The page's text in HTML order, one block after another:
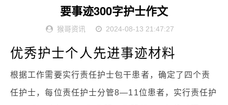
要事迹300字护士作文
猴哥资讯 2024-08-13 21:47:27
优秀护士个人先进事迹材料
根据工作需要实行责任护士包干患者，确定了四个责
任护士，每位责任护士分管8—11位患者，实行责任护